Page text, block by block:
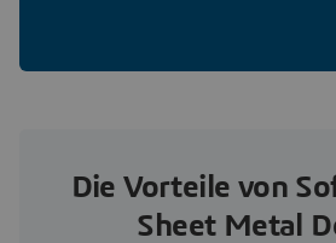
Die Vorteile von
Sheet Metal